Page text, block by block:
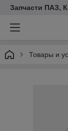
Запчасти ПАЗ,
Товары и